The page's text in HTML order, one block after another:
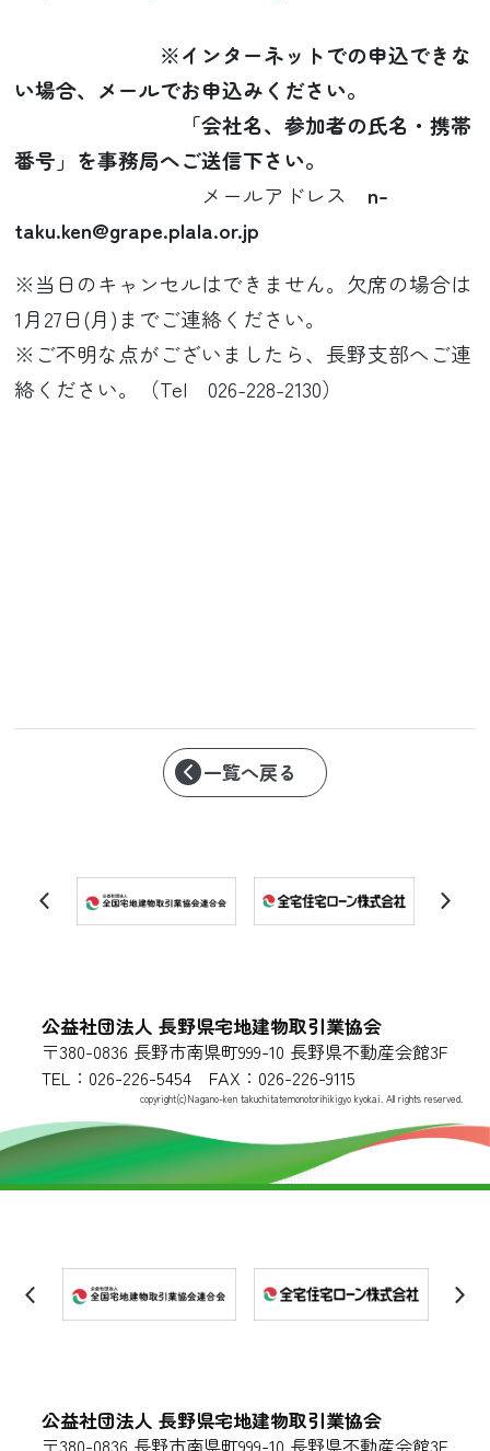
※インターネットでの申込できな
い場合、メールでお申込みください。
「会社名、参加者の氏名・携帯
番号」を事務局へご送信下さい。
メールアドレス n-
taku.ken@grape.plala.or.jp
※当日のキャンセルはできません。欠席の場合は
1月27日(月)までご連絡ください。
※ご不明な点がございましたら、長野支部へご連
絡ください。（Tel 026-228-2130）
一覧へ戻る
公益社団法人 長野県宅地建物取引業協会
〒380-0836 長野市南県町999-10 長野県不動産会館3F
TEL：026-226-5454 FAX：026-226-9115
copyright(c)Nagano-ken takuchitatemonotorihikigyo kyokai. All rights reserved.
公益社団法人 長野県宅地建物取引業協会
〒380-0836 長野市南県町999-10 長野県不動産会館3F